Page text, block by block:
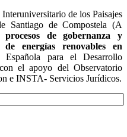
de los Paisajes
Santiago de Compostela (A
procesos de gobernanza y
energías renovables en
para el Desarrollo
el apoyo del Observatorio
e INSTA- Servicios Jurídicos.